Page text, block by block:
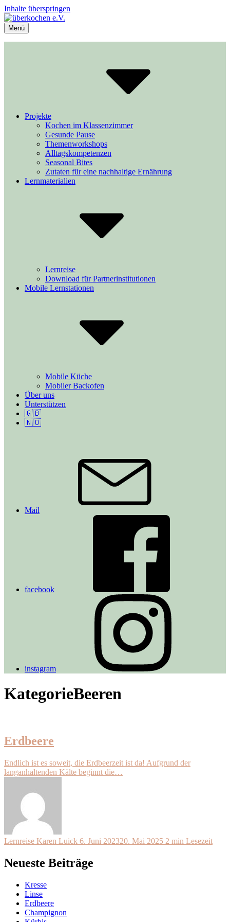
Inhalte überspringen
überkochen e.V.
Kochen und Lernen im Unterricht
Menü
Projekte
Kochen im Klassenzimmer
Gesunde Pause
Themenworkshops
Alltagskompetenzen
Seasonal Bites
Zutaten für eine nachhaltige Ernährung
Lernmaterialien
Lernreise
Download für Partnerinstitutionen
Mobile Lernstationen
Mobile Küche
Mobiler Backofen
Über uns
Unterstützen
🇬🇧
🇳🇴
Mail
facebook
instagram
KategorieBeeren
Erdbeere
Endlich ist es soweit, die Erdbeerzeit ist da! Aufgrund der
langanhaltenden Kälte beginnt die…
Lernreise Karen Luick 6. Juni 202320. Mai 2025 2 min Lesezeit
Neueste Beiträge
Kresse
Linse
Erdbeere
Champignon